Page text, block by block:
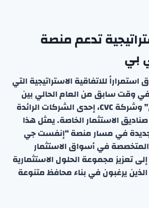
تدعم منصة
بي
للاتفاقية الاستراتيجية التي
في وقت سابق من العام الحالي بين
“إنفست جي بي” وشركة CVC، إحدى الشركات الرائدة
الاستثمار الخاصة. يمثل هذا
في مسار منصة “إنفست جي
في أسواق الاستثمار
تعزيز مجموعة الحلول الاستثمارية
الذين يرغبون في بناء محافظ متنوعة